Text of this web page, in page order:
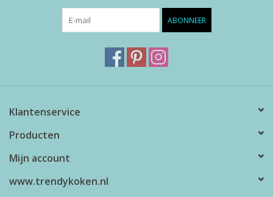
ABONNEER
Klantenservice
Producten
Mijn account
www.trendykoken.nl